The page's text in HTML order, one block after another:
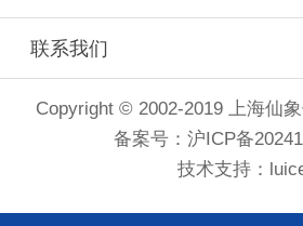
联系我们
Copyright © 2002-2019 上海仙
备案号：沪ICP备
技术支持：